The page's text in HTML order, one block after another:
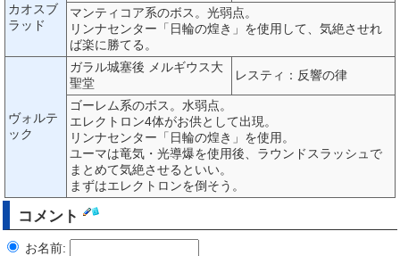
カオスブ
ラッド
マンティコア系のボス。光弱点。
リンナセンター「日輪の煌き」を使用して、気絶させれ
ば楽に勝てる。
ヴォルテ
ック
ガラル城塞後 メルギウス大
聖堂
レスティ：反響の律
ゴーレム系のボス。水弱点。
エレクトロン4体がお供として出現。
リンナセンター「日輪の煌き」を使用。
ユーマは竜気・光導爆を使用後、ラウンドスラッシュで
まとめて気絶させるといい。
まずはエレクトロンを倒そう。
コメント
お名前: